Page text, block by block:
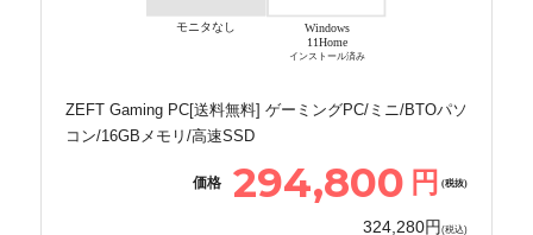
モニタなし
Windows
11Home
インストール済み
ZEFT Gaming PC[送料無料] ゲーミングPC/ミニ/BTOパソ
コン/16GBメモリ/高速SSD
価格 294,800 円 (税抜)
324,280円 (税込)